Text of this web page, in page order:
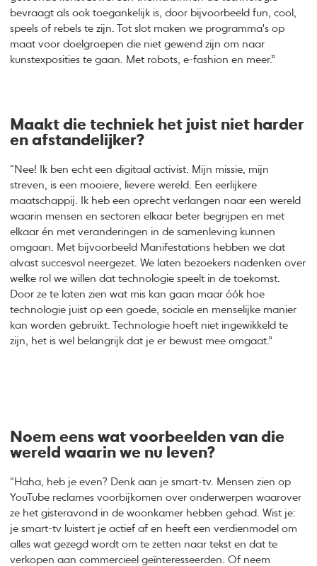
bevraagt als ook toegankelijk is, door bijvoorbeeld fun, cool,
speels of rebels te zijn. Tot slot maken we programma's op
maat voor doelgroepen die niet gewend zijn om naar
kunstexposities te gaan. Met robots, e-fashion en meer.”
Maakt die techniek het juist niet harder
en afstandelijker?
“Nee! Ik ben echt een digitaal activist. Mijn missie, mijn
streven, is een mooiere, lievere wereld. Een eerlijkere
maatschappij. Ik heb een oprecht verlangen naar een wereld
waarin mensen en sectoren elkaar beter begrijpen en met
elkaar én met veranderingen in de samenleving kunnen
omgaan. Met bijvoorbeeld Manifestations hebben we dat
alvast succesvol neergezet. We laten bezoekers nadenken over
welke rol we willen dat technologie speelt in de toekomst.
Door ze te laten zien wat mis kan gaan maar óók hoe
technologie juist op een goede, sociale en menselijke manier
kan worden gebruikt. Technologie hoeft niet ingewikkeld te
zijn, het is wel belangrijk dat je er bewust mee omgaat.”
Noem eens wat voorbeelden van die
wereld waarin we nu leven?
“Haha, heb je even? Denk aan je smart-tv. Mensen zien op
YouTube reclames voorbijkomen over onderwerpen waarover
ze het gisteravond in de woonkamer hebben gehad. Wist je:
je smart-tv luistert je actief af en heeft een verdienmodel om
alles wat gezegd wordt om te zetten naar tekst en dat te
verkopen aan commercieel geïnteresseerden. Of neem